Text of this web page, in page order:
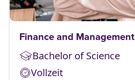
Finance and Management
Bachelor of Science
Vollzeit